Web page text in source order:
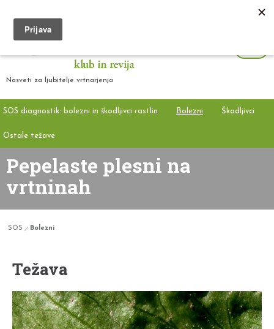
Nasveti za ljubitelje vrtnarjenja
SOS diagnostik: bolezni in škodljivci rastlin Bolezni Škodljivci
Ostale težave
Pepelaste plesni na
vrtninah
SOS Bolezni
Težava